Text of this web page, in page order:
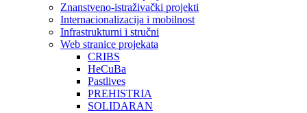
Znanstveno-istraživački projekti
Internacionalizacija i mobilnost
Infrastrukturni i stručni
Web stranice projekata
CRIBS
HeCuBa
Pastlives
PREHISTRIA
SOLIDARAN